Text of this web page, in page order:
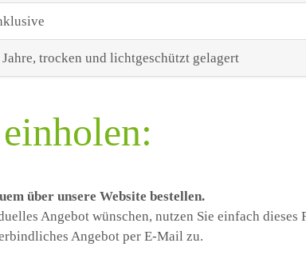
Jahre, trocken und lichtgeschützt gelagert
über unsere Website bestellen.
Angebot wünschen, nutzen Sie einfach dieses
Angebot per E-Mail zu.